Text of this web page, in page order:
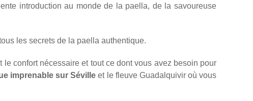
introduction au monde de la paella, de la savoureuse
les secrets de la paella authentique.
confort nécessaire et tout ce dont vous avez besoin pour
imprenable sur Séville et le fleuve Guadalquivir où vous